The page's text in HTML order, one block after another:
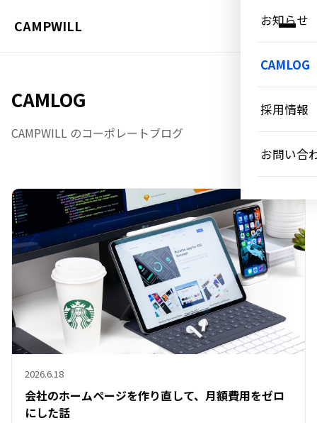
CAMPWILL お知らせ
CAMLOG
採用情報
お問い合
CAMLOG
CAMPWILL のコーポレートブログ
2026.6.18
会社のホームページを作り直して、月額費用をゼロ
にした話